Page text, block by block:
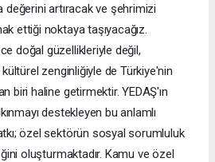
artıracak ve şehrimizi
ettiği noktaya taşıyacağız.
doğal güzellikleriyle değil,
zenginliğiyle de Türkiye'nin
biri haline getirmektir. YEDAŞ'ın
destekleyen bu anlamlı
özel sektörün sosyal sorumluluk
oluşturmaktadır. Kamu ve özel